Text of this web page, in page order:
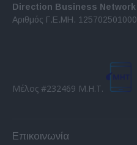
Direction Business Network
Αριθμός Γ.Ε.ΜΗ. 125702501000
Μέλος #232469 Μ.Η.Τ.
Επικοινωνία